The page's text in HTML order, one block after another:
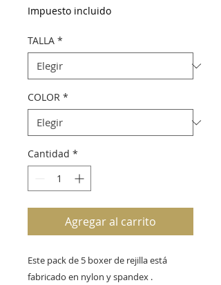
Impuesto incluido
TALLA *
COLOR *
Cantidad *
Agregar al carrito
Este pack de 5 boxer de rejilla está
fabricado en nylon y spandex .